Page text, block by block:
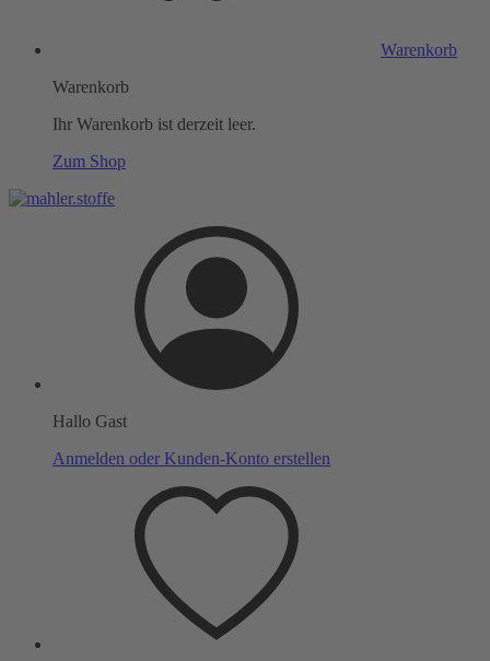
Warenkorb
Warenkorb
Ihr Warenkorb ist derzeit leer.
Zum Shop
Hallo Gast
Anmelden oder Kunden-Konto erstellen